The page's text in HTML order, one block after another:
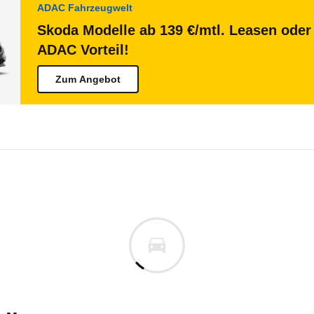
ADAC Fahrzeugwelt
Skoda Modelle ab 139 €/mtl. Leasen
ADAC Vorteil!
Zum Angebot
Lassen Sie uns gerne wissen, wenn Sie
Ihres Elektroautos auf der Grundlage der